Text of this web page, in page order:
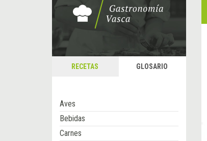
RECETAS GLOSARIO
Aves
Bebidas
Carnes